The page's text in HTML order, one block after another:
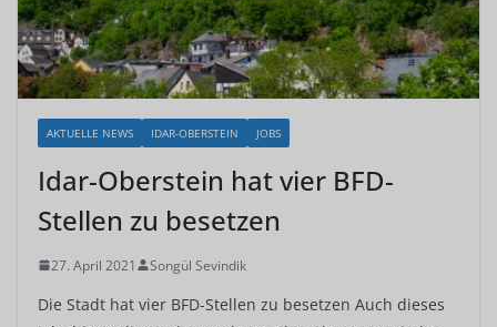
AKTUELLE NEWS IDAR-OBERSTEIN JOBS
Idar-Oberstein hat vier BFD-
Stellen zu besetzen
27. April 2021 Songül Sevindik
Die Stadt hat vier BFD-Stellen zu besetzen Auch dieses